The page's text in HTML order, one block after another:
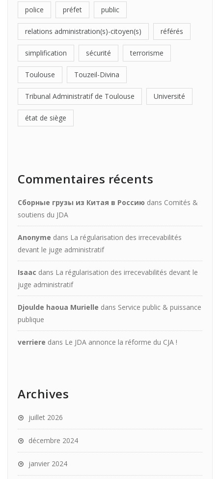
police préfet public
relations administration(s)-citoyen(s) référés
simplification sécurité terrorisme
Toulouse Touzeil-Divina
Tribunal Administratif de Toulouse Université
état de siège
Commentaires récents
Сборные грузы из Китая в Россию dans Comités &
soutiens du JDA
Anonyme dans La régularisation des irrecevabilités
devant le juge administratif
Isaac dans La régularisation des irrecevabilités devant le
juge administratif
Djoulde haoua Murielle dans Service public & puissance
publique
verriere dans Le JDA annonce la réforme du CJA !
Archives
juillet 2026
décembre 2024
janvier 2024